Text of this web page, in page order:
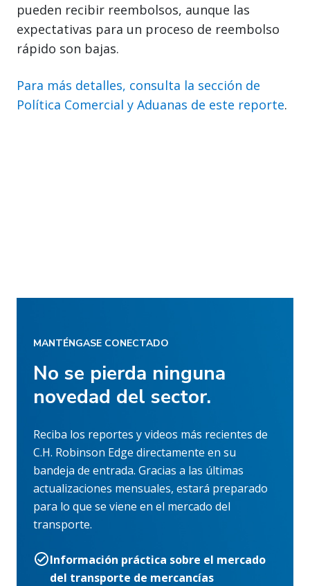
pueden recibir reembolsos, aunque las
expectativas para un proceso de reembolso
rápido son bajas.
Para más detalles, consulta la sección de
Política Comercial y Aduanas de este reporte.
MANTÉNGASE CONECTADO
No se pierda ninguna
novedad del sector.
Reciba los reportes y videos más recientes de
C.H. Robinson Edge directamente en su
bandeja de entrada. Gracias a las últimas
actualizaciones mensuales, estará preparado
para lo que se viene en el mercado del
transporte.
Información práctica sobre el mercado
del transporte de mercancías